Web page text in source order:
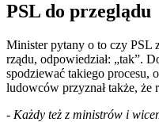
PSL do przeglądu
Minister pytany o to czy PSL
rządu, odpowiedział: „tak”.
spodziewać takiego procesu,
ludowców przyznał także, że
- Każdy też z ministrów i